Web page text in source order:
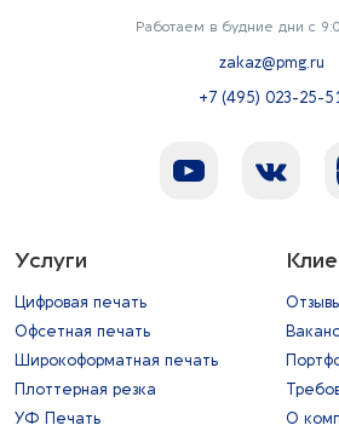
Работаем в будние дни с
zakaz@pmg.ru
+7 (495) 023-25-
Услуги
Цифровая печать
Офсетная печать
Широкоформатная печать
Плоттерная резка
УФ Печать
О